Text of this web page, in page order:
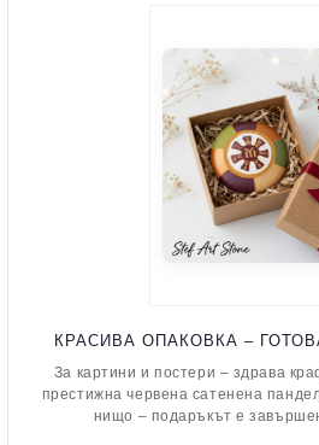
КРАСИВА ОПАКОВКА –
За картини и постери – здрава
престижна червена сатенена
нищо – подаръкът е